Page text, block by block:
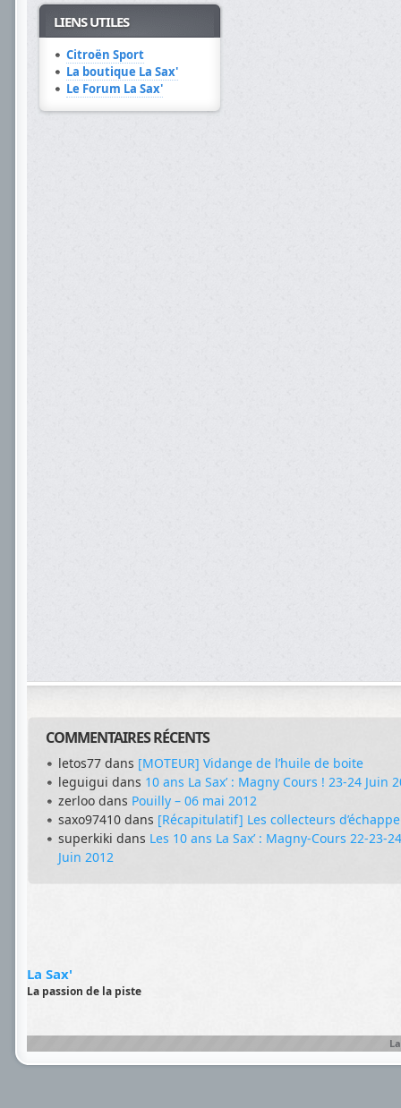
LIENS UTILES
Citroën Sport
La boutique La Sax'
Le Forum La Sax'
COMMENTAIRES RÉCENTS
letos77 dans [MOTEUR] Vidange de l’huile de boite
leguigui dans 10 ans La Sax’ : Magny Cours ! 23-24 Juin
zerloo dans Pouilly – 06 mai 2012
saxo97410 dans [Récapitulatif] Les collecteurs
superkiki dans Les 10 ans La Sax’ : Magny-Cours 22-23-
Juin 2012
La Sax'
La passion de la piste